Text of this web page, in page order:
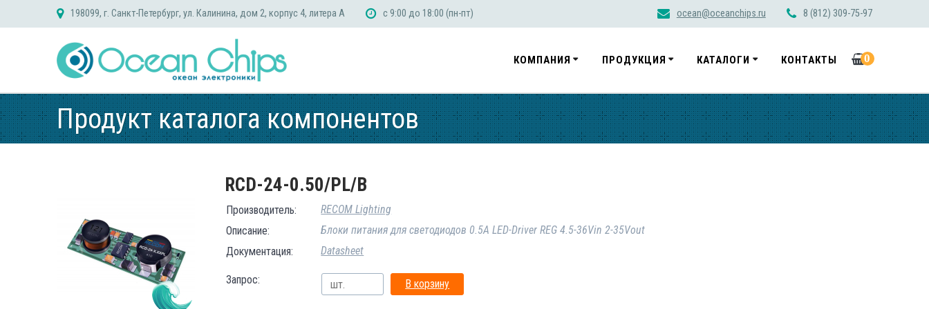
198099, г. Санкт-Петербург, ул. Калинина, дом 2, корпус 4, литера А с 9:00 до 18:00 (пн-пт) ocean@oceanchips.ru 8 (812) 309-75-97
КОМПАНИЯ ПРОДУКЦИЯ КАТАЛОГИ КОНТАКТЫ 0
Продукт каталога компонентов
RCD-24-0.50/PL/B
Производитель:
RECOM Lighting
Описание:
Блоки питания для светодиодов 0.5A LED-Driver REG 4.5-36Vin 2-35Vout
Документация:
Datasheet
Запрос: В корзину